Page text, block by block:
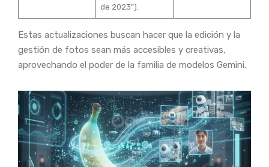
de 2023”).
Estas actualizaciones buscan hacer que la edición y la
gestión de fotos sean más accesibles y creativas,
aprovechando el poder de la familia de modelos Gemini.